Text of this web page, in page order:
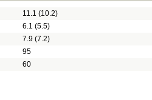
11.1 (10.2)
6.1 (5.5)
7.9 (7.2)
95
60